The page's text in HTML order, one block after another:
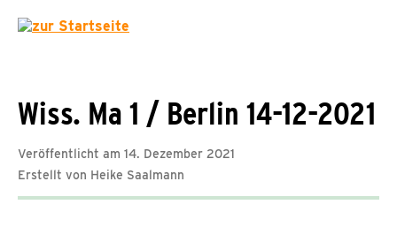
Wiss. Ma 1 / Berlin 14-12-2021
Veröffentlicht am 14. Dezember 2021
Erstellt von Heike Saalmann